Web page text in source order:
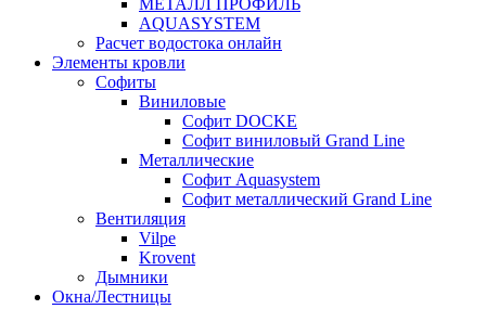
МЕТАЛЛ ПРОФИЛЬ
AQUASYSTEM
Расчет водостока онлайн
Элементы кровли
Софиты
Виниловые
Софит DOCKE
Софит виниловый Grand Line
Металлические
Софит Aquasystem
Софит металлический Grand Line
Вентиляция
Vilpe
Krovent
Дымники
Окна/Лестницы